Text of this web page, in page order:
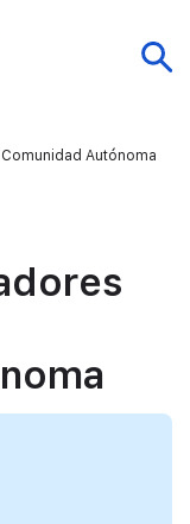
Autónoma